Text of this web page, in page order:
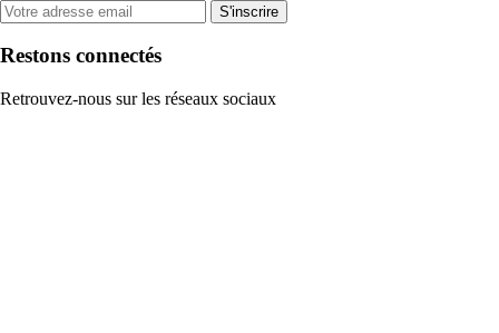
S'inscrire
Restons connectés
Retrouvez-nous sur les réseaux sociaux